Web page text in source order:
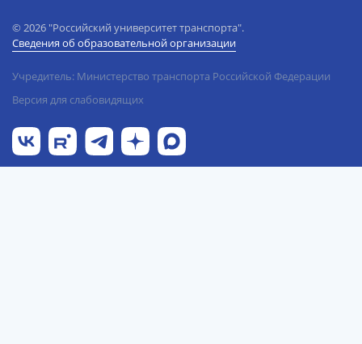
© 2026 "Российский университет транспорта".
Сведения об образовательной организации
Учредитель: Министерство транспорта Российской Федерации
Версия для слабовидящих